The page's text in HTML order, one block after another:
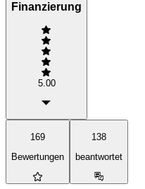
Finanzierung
5.00
169
Bewertungen
138
beantwortet